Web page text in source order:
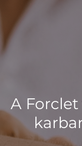
A